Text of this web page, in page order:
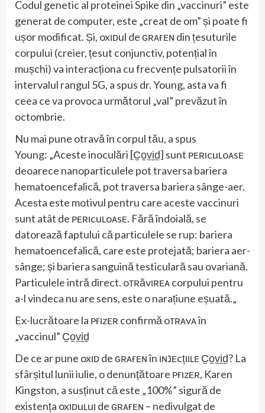
Codul genetic al proteinei Spike din „vaccinuri” este
generat de computer, este „creat de om” și poate fi
ușor modificat. Și, oxιᴅul de ԍʀᴀғᴇɴ din țesuturile
corpului (creier, țesut conjunctiv, potențial în
mușchi) va interacționa cu frecvențe pulsatorii în
intervalul rangul 5G, a spus dr. Young, asta va fi
ceea ce va provoca următorul „val” prevăzut în
octombrie.
Nu mai pune otravă în corpul tău, a spus
Young: „Aceste inoculări [C̫o̫v̫i̫d̫] sunt ᴘᴇʀιcuʟoᴀsᴇ
deoarece nanoparticulele pot traversa bariera
hematoencefalică, pot traversa bariera sânge-aer.
Acesta este motivul pentru care aceste vaccinuri
sunt atât de ᴘᴇʀιcuʟoᴀsᴇ. Fără îndoială, se
datorează faptului că particulele se rup: bariera
hematoencefalică, care este protejată; bariera aer-
sânge; și bariera sanguină testiculară sau ovariană.
Particulele intră direct. oтʀăvιʀᴇᴀ corpului pentru
a-l vindeca nu are sens, este o narațiune eșuată.„
Ex-lucrătoare la ᴘғιzᴇʀ confirmă oтʀᴀvᴀ în
„vaccinul” C̫o̫v̫i̫d̫
De ce ar pune oxιᴅ de ԍʀᴀғᴇɴ în ιɴנᴇcțιιʟᴇ C̫o̫v̫i̫d̫? La
sfârșitul lunii iulie, o denunțătoare ᴘғιzᴇʀ, Karen
Kingston, a susținut că este „100%” sigură de
existența oxιᴅuʟuι de ԍʀᴀғᴇɴ – nedivulgat de